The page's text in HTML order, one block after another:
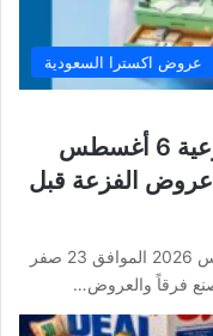
عروض اكسترا السعودية
عروض اكسترا السعودية الأسبوعية 6 أغسطس
2026 الموافق 23 صفر 1448 عروض الفزعة قبل
عروض اكسترا السعودية الأسبوعية 6 أغسطس 2026 الموافق 23 صفر